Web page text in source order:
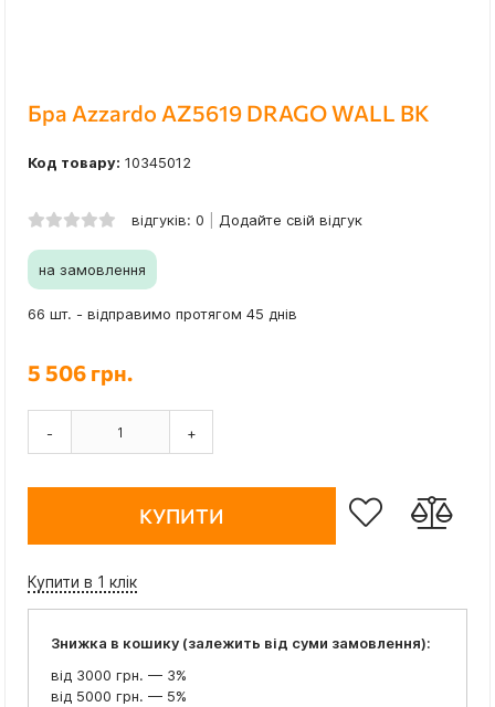
Бра Azzardo AZ5619 DRAGO WALL BK
Код товару: 10345012
відгуків: 0 Додайте свій відгук
на замовлення
66 шт. - відправимо протягом 45 днів
5 506 грн.
- +
КУПИТИ
Купити в 1 клік
Знижка в кошику (залежить від суми замовлення):
від 3000 грн. — 3%
від 5000 грн. — 5%